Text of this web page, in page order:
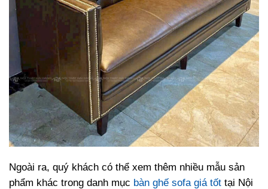
Ngoài ra, quý khách có thể xem thêm nhiều mẫu sản
phẩm khác trong danh mục bàn ghế sofa giá tốt tại Nội